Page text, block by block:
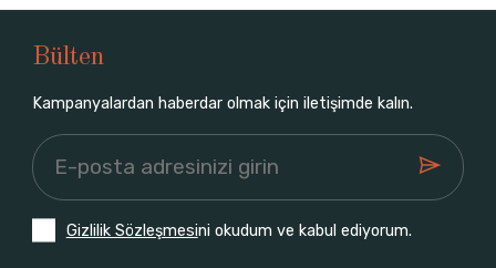
Bülten
Kampanyalardan haberdar olmak için iletişimde kalın.
Gizlilik Sözleşmesini okudum ve kabul ediyorum.